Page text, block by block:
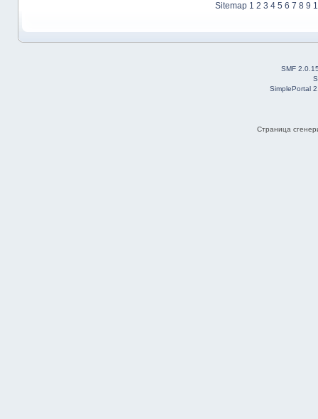
Sitemap 1 2 3 4 5 6 7 8 9
SMF
SimplePortal
Страница